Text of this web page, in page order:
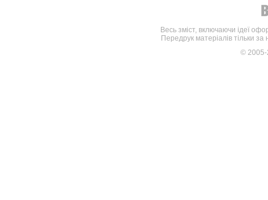
Весь зміст, включаючи ідеї
Передрук матеріалів тільки
©